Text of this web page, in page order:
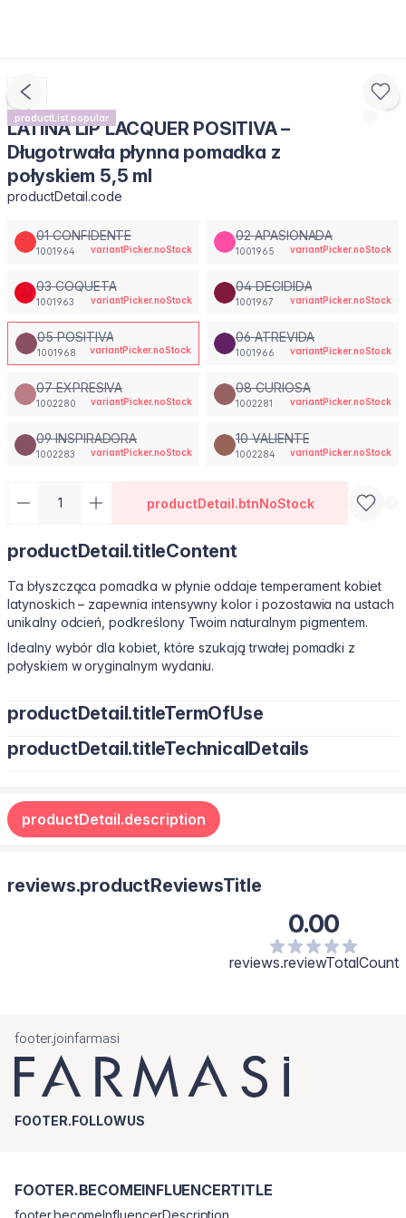
productList.popular
LATINA LIP LACQUER POSITIVA –
Długotrwała płynna pomadka z
połyskiem 5,5 ml
productDetail.code
01 CONFIDENTE
1001964 variantPicker.noStock
02 APASIONADA
1001965 variantPicker.noStock
03 COQUETA
1001963 variantPicker.noStock
04 DECIDIDA
1001967 variantPicker.noStock
05 POSITIVA
1001968 variantPicker.noStock
06 ATREVIDA
1001966 variantPicker.noStock
07 EXPRESIVA
1002280 variantPicker.noStock
08 CURIOSA
1002281 variantPicker.noStock
09 INSPIRADORA
1002283 variantPicker.noStock
10 VALIENTE
1002284 variantPicker.noStock
productDetail.btnNoStock
productDetail.titleContent
Ta błyszcząca pomadka w płynie oddaje temperament kobiet
latynoskich – zapewnia intensywny kolor i pozostawia na ustach
unikalny odcień, podkreślony Twoim naturalnym pigmentem.
Idealny wybór dla kobiet, które szukają trwałej pomadki z
połyskiem w oryginalnym wydaniu.
productDetail.titleTermOfUse
Sposób użycia: Nakładaj od środka górnej wargi w kierunku
aplikuje i podkreśla zarówno codzienny, jak i wieczorowy
makijaż.
productDetail.titleTechnicalDetails
productDetail.description
reviews.productReviewsTitle
0.00
reviews.reviewTotalCount
footer.joinfarmasi
FOOTER.FOLLOWUS
FOOTER.BECOMEINFLUENCERTITLE
footer.becomeInfluencerDescription